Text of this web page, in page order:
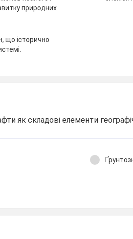
природних
що історично
як складові елементи